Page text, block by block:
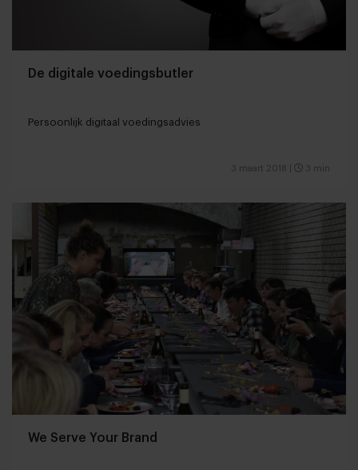
De digitale voedingsbutler
Persoonlijk digitaal voedingsadvies
3 maart 2018 3 min
We Serve Your Brand